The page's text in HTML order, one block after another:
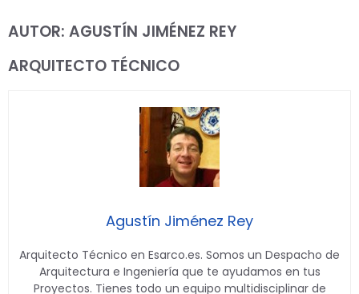
AUTOR: AGUSTÍN JIMÉNEZ REY
ARQUITECTO TÉCNICO
Agustín Jiménez Rey
Arquitecto Técnico en Esarco.es. Somos un Despacho de
Arquitectura e Ingeniería que te ayudamos en tus
Proyectos. Tienes todo un equipo multidisciplinar de